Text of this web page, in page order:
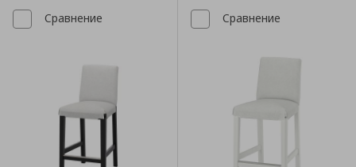
Сравнение Сравнение